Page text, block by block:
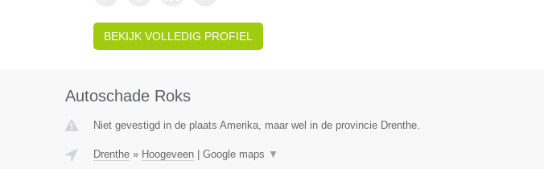
BEKIJK VOLLEDIG PROFIEL
Autoschade Roks
Niet gevestigd in de plaats Amerika, maar wel in de provincie Drenthe.
Drenthe» Hoogeveen| Google maps ▼